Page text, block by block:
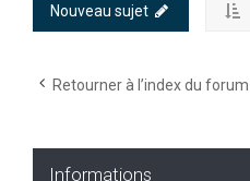
Nouveau sujet
Retourner à l’index du forum
Informations